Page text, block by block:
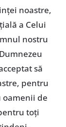
noastre,
a Celui
nostru
să
pentru
oamenii de
toți